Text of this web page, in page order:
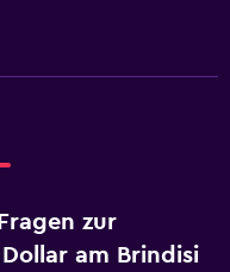
zur
am Brindisi